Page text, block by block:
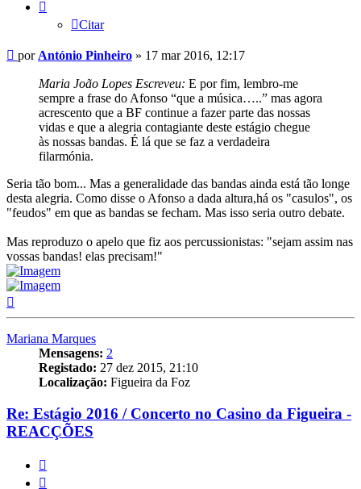
Citar
Mensagem
por António Pinheiro » 17 mar 2016, 12:17
Maria João Lopes Escreveu: E por fim, lembro-me
sempre a frase do Afonso “que a música…..” mas agora
acrescento que a BF continue a fazer parte das nossas
vidas e que a alegria contagiante deste estágio chegue
às nossas bandas. É lá que se faz a verdadeira
filarmónia.
Seria tão bom... Mas a generalidade das bandas ainda está tão longe
desta alegria. Como disse o Afonso a dada altura,há os "casulos", os
"feudos" em que as bandas se fecham. Mas isso seria outro debate.
Mas reproduzo o apelo que fiz aos percussionistas: "sejam assim nas
vossas bandas! elas precisam!"
Mariana Marques
Mensagens: 2
Registado: 27 dez 2015, 21:10
Localização: Figueira da Foz
Re: Estágio 2016 / Concerto no Casino da Figueira -
REACÇÕES